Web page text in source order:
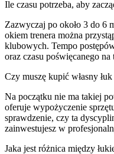
Ile czasu potrzeba, aby
Zazwyczaj po około 3 do 6
okiem trenera można
klubowych. Tempo
oraz czasu poświęcanego
Czy muszę kupić własny
Na początku nie ma takiej
oferuje wypożyczenie
sprawdzenie, czy ta
zainwestujesz w
Jaka jest różnica między